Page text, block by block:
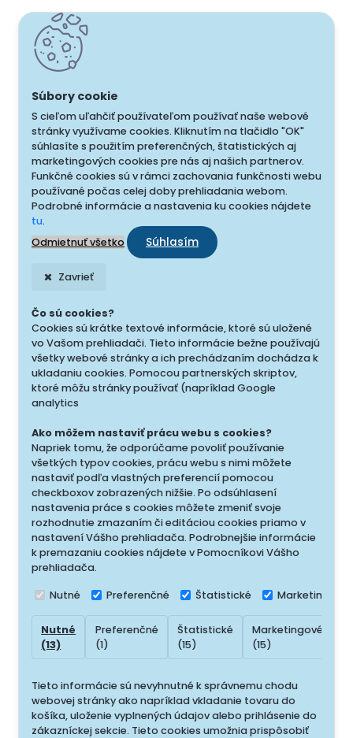
S cieľom uľahčiť používateľom používať naše webové
stránky využívame cookies. Kliknutím na tlačidlo "OK"
súhlasíte s použitím preferenčných, štatistických aj
marketingových cookies pre nás aj našich partnerov.
Funkčné cookies sú v rámci zachovania funkčnosti webu
používané počas celej doby prehliadania webom.
Podrobné informácie a nastavenia ku cookies nájdete
tu.
Odmietnuť všetko
Súhlasím
Zavrieť
Čo sú cookies?
Cookies sú krátke textové informácie, ktoré sú uložené
vo Vašom prehliadači. Tieto informácie bežne používajú
všetky webové stránky a ich prechádzaním dochádza k
ukladaniu cookies. Pomocou partnerských skriptov,
ktoré môžu stránky používať (napríklad Google
analytics
Ako môžem nastaviť prácu webu s cookies?
Napriek tomu, že odporúčame povoliť používanie
všetkých typov cookies, prácu webu s nimi môžete
nastaviť podľa vlastných preferencií pomocou
checkboxov zobrazených nižšie. Po odsúhlasení
nastavenia práce s cookies môžete zmeniť svoje
rozhodnutie zmazaním či editáciou cookies priamo v
nastavení Vášho prehliadača. Podrobnejšie informácie
k premazaniu cookies nájdete v Pomocníkovi Vášho
prehliadača.
Nutné Preferenčné Štatistické Marketingové
Nutné
(13)
Preferenčné
(1)
Štatistické
(15)
Marketingové
(15)
Tieto informácie sú nevyhnutné k správnemu chodu
webovej stránky ako napríklad vkladanie tovaru do
košíka, uloženie vyplnených údajov alebo prihlásenie do
zákazníckej sekcie. Tieto cookies umožnia prispôsobiť